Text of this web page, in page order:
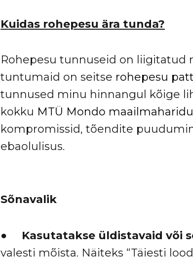
Kuidas rohepesu ära tunda?
Rohepesu tunnuseid on liigitatud
tuntumaid on seitse rohepesu
tunnused minu hinnangul kõige
kokku MTÜ Mondo
kompromissid, tõendite
ebaolulisus.
Sõnavalik
● Kasutatakse üldistavaid või
valesti mõista. Näiteks “Täiesti